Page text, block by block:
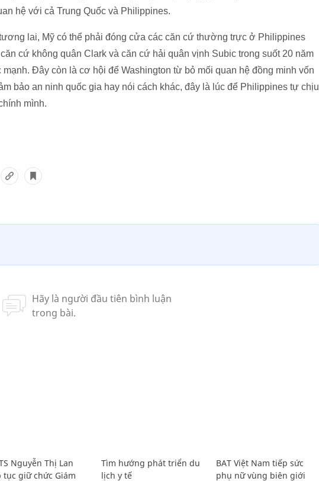
hệ với cả Trung Quốc và Philippines.
lai, Mỹ có thể phải đóng cửa các căn cứ thường trực ở Philippines
cứ không quân Clark và căn cứ hải quân vịnh Subic trong suốt 20 năm
Đây còn là cơ hội để Washington từ bỏ mối quan hệ đồng minh vốn
bảo an ninh quốc gia hay nói cách khác, đây là lúc để Philippines tự chịu
mình.
Nguyễn Thị Lan
tục giữ chức Giám
Tìm hướng phát triển du
lịch y tế
BAT Việt Nam tiếp sức
phụ nữ vùng biên giới